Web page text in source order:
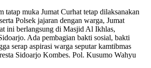
tatap muka Jumat Curhat tetap dilaksanakan
Polsek jajaran dengan warga, Jumat
ini berlangsung di Masjid Al Ikhlas,
Ada pembagian bakti sosial, bakti
serap aspirasi warga seputar kamtibmas
Sidoarjo Kombes. Pol. Kusumo Wahyu